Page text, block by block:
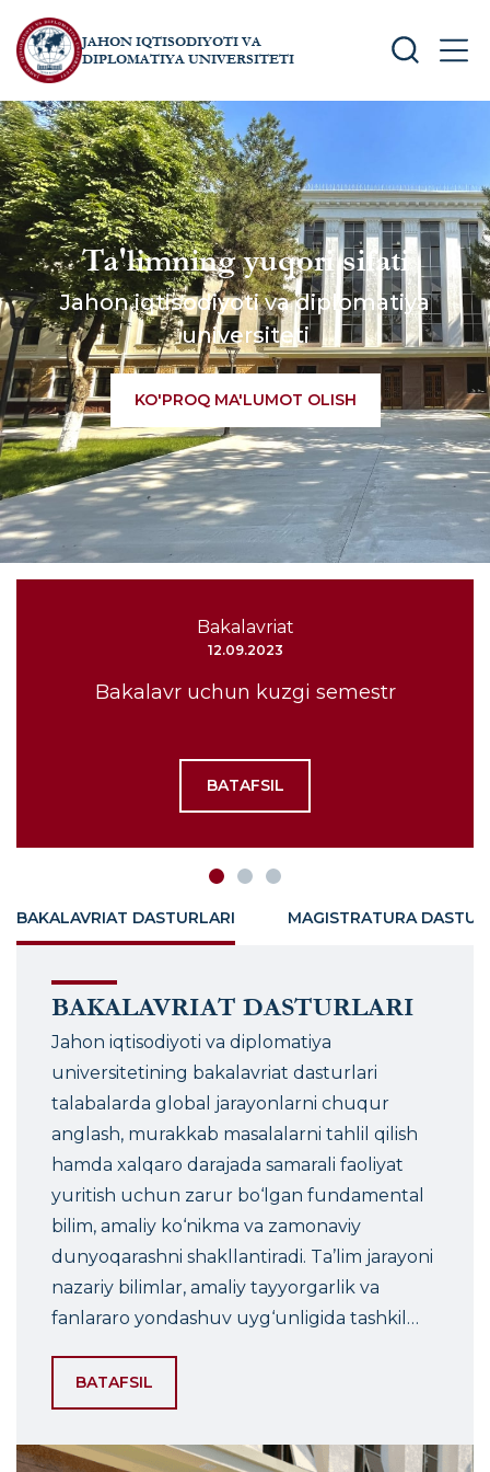
JAHON IQTISODIYOTI VA
DIPLOMATIYA UNIVERSITETI
SEARCH
Ta'limning yuqori sifati
Jahon iqtisodiyoti va diplomatiya
universiteti
KO'PROQ MA'LUMOT OLISH
Bakalavriat
12.09.2023
Bakalavr uchun kuzgi semestr
BATAFSIL
BAKALAVRIAT DASTURLARI MAGISTRATURA
BAKALAVRIAT DASTURLARI
Jahon iqtisodiyoti va diplomatiya
universitetining bakalavriat dasturlari
talabalarda global jarayonlarni chuqur
anglash, murakkab masalalarni tahlil qilish
hamda xalqaro darajada samarali faoliyat
yuritish uchun zarur bo‘lgan fundamental
bilim, amaliy ko‘nikma va zamonaviy
dunyoqarashni shakllantiradi. Ta’lim jarayoni
nazariy bilimlar, amaliy tayyorgarlik va
fanlararo yondashuv uyg‘unligida tashkil
quyidagi asosiy ta’lim yo‘nalishlarini taklif
etadi: Xalqaro munosabatlar;
Siyosatshunoslik; Jahon iqtisodiyoti va
BATAFSIL